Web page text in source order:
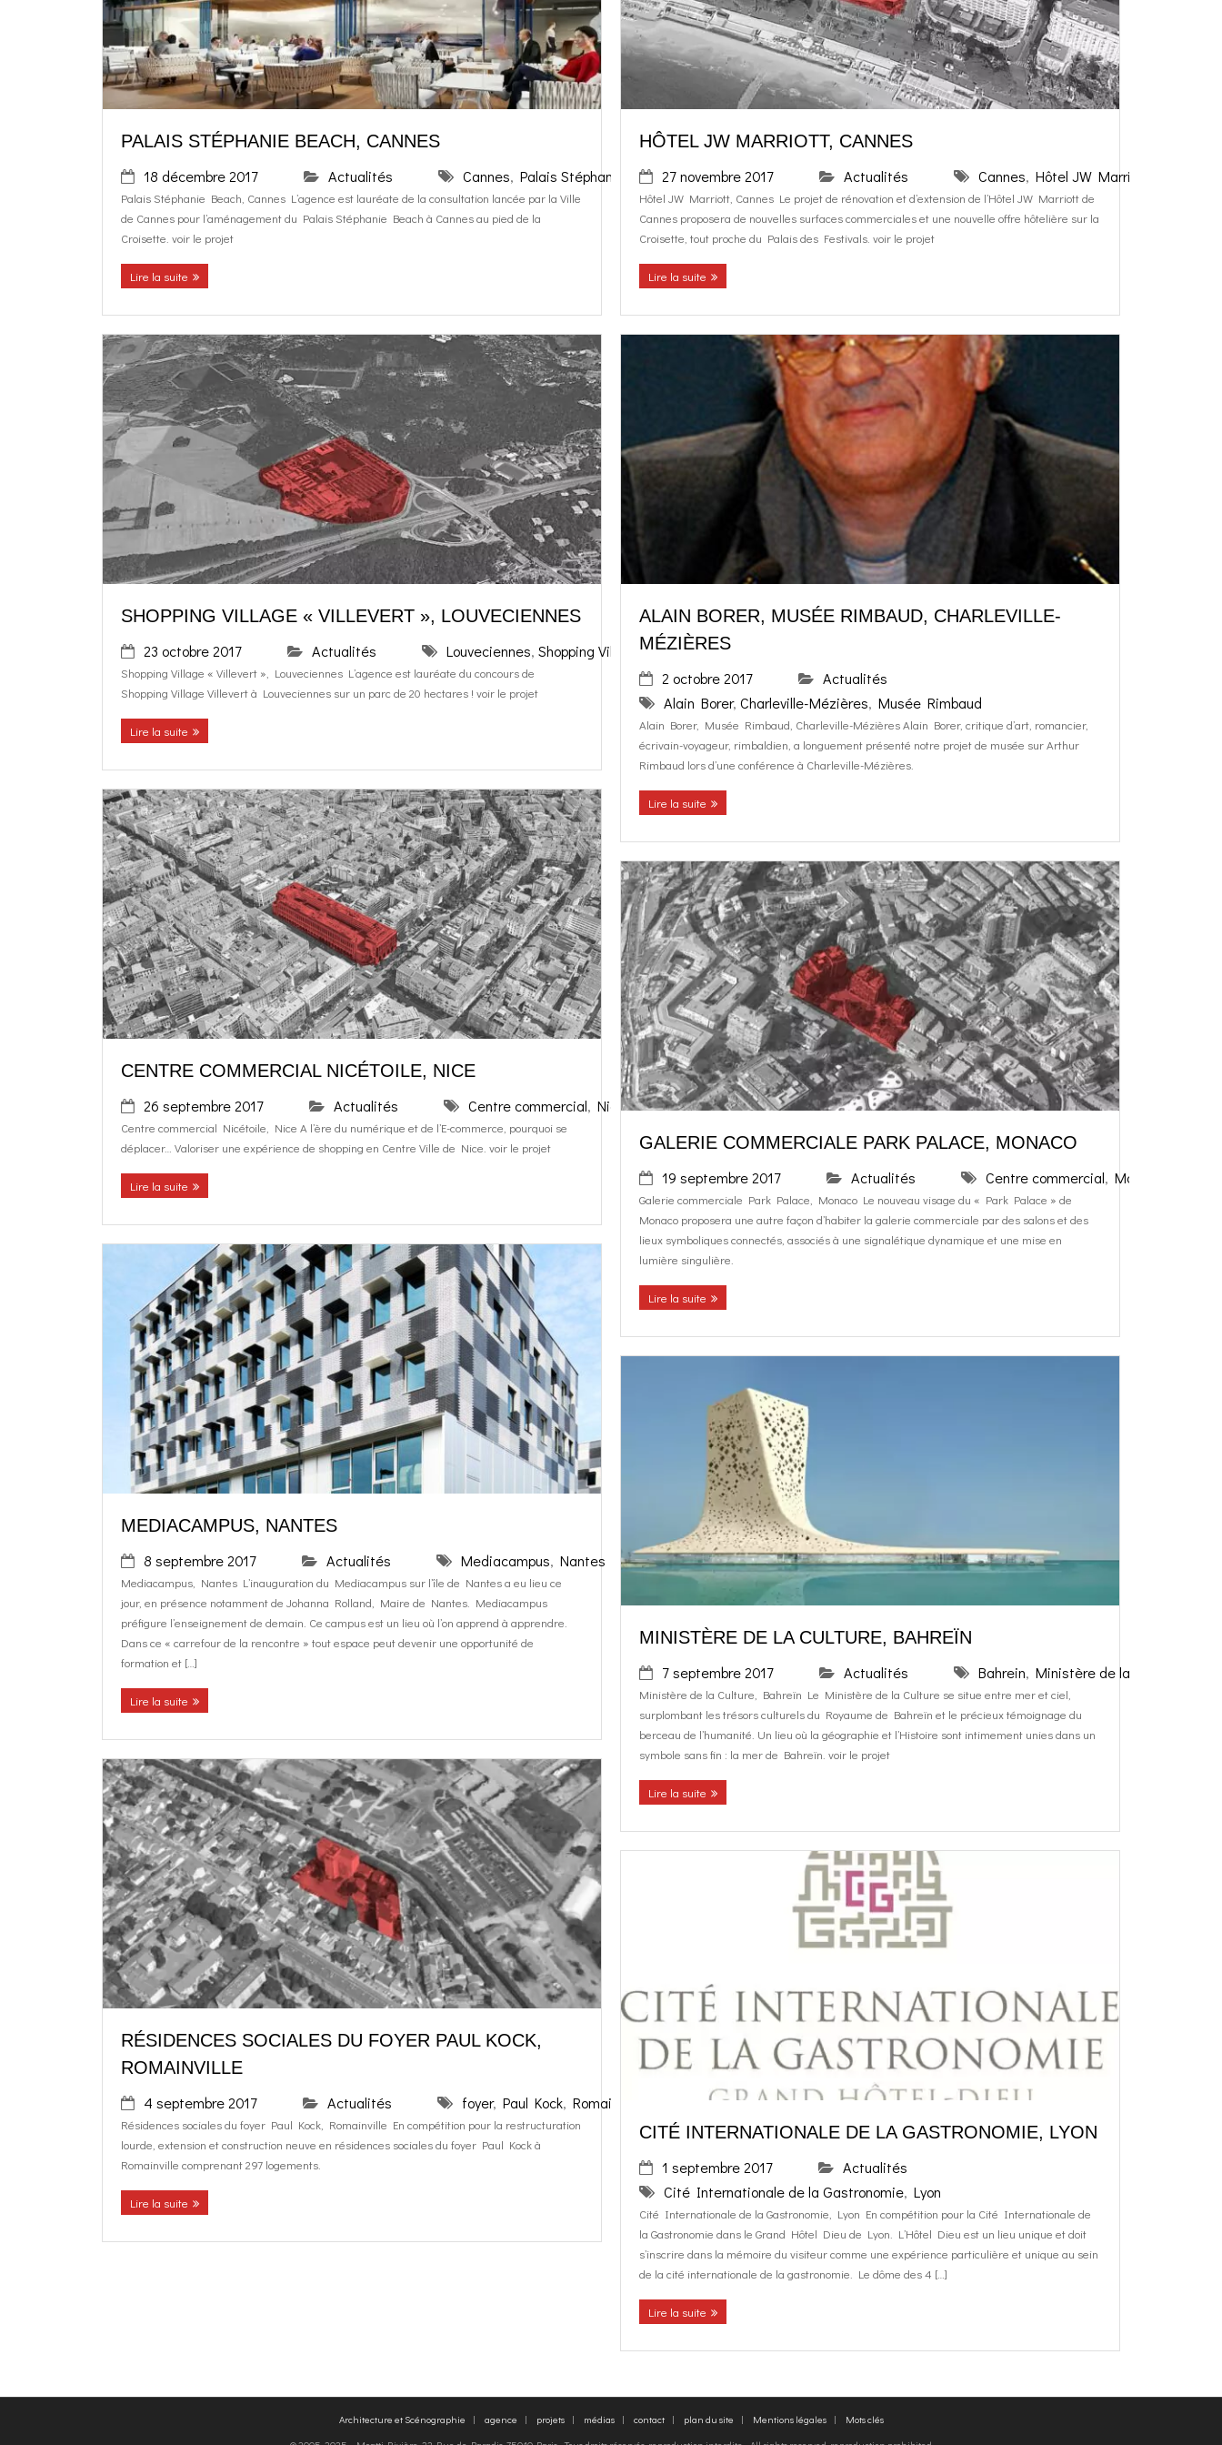
PALAIS STÉPHANIE BEACH, CANNES
18 décembre 2017 Actualités Cannes, Palais Stéphanie Beach
Palais Stéphanie Beach, Cannes L’agence est lauréate de la consultation lancée par la Ville
de Cannes pour l’aménagement du Palais Stéphanie Beach à Cannes au pied de la
Croisette. voir le projet
Lire la suite
HÔTEL JW MARRIOTT, CANNES
27 novembre 2017 Actualités Cannes, Hôtel JW Marriott
Hôtel JW Marriott, Cannes Le projet de rénovation et d’extension de l’Hôtel JW Marriott de
Cannes proposera de nouvelles surfaces commerciales et une nouvelle offre hôtelière sur la
Croisette, tout proche du Palais des Festivals. voir le projet
Lire la suite
SHOPPING VILLAGE « VILLEVERT », LOUVECIENNES
23 octobre 2017 Actualités Louveciennes, Shopping Village Villevert
Shopping Village « Villevert », Louveciennes L’agence est lauréate du concours de
Shopping Village Villevert à Louveciennes sur un parc de 20 hectares ! voir le projet
Lire la suite
ALAIN BORER, MUSÉE RIMBAUD, CHARLEVILLE-
MÉZIÈRES
2 octobre 2017
Actualités
Alain Borer, Charleville-Mézières, Musée Rimbaud
Alain Borer, Musée Rimbaud, Charleville-Mézières Alain Borer, critique d’art, romancier,
écrivain-voyageur, rimbaldien, a longuement présenté notre projet de musée sur Arthur
Rimbaud lors d’une conférence à Charleville-Mézières.
Lire la suite
CENTRE COMMERCIAL NICÉTOILE, NICE
26 septembre 2017 Actualités Centre commercial, Nice,Nicétoile
Centre commercial Nicétoile, Nice A l’ère du numérique et de l’E-commerce, pourquoi se
déplacer… Valoriser une expérience de shopping en Centre Ville de Nice. voir le projet
Lire la suite
GALERIE COMMERCIALE PARK PALACE, MONACO
19 septembre 2017 Actualités Centre commercial, Monaco
Galerie commerciale Park Palace, Monaco Le nouveau visage du « Park Palace » de
Monaco proposera une autre façon d’habiter la galerie commerciale par des salons et des
lieux symboliques connectés, associés à une signalétique dynamique et une mise en
lumière singulière.
Lire la suite
MEDIACAMPUS, NANTES
8 septembre 2017 Actualités Mediacampus, Nantes
Mediacampus, Nantes L’inauguration du Mediacampus sur l’île de Nantes a eu lieu ce
jour, en présence notamment de Johanna Rolland, Maire de Nantes. Mediacampus
préfigure l’enseignement de demain. Ce campus est un lieu où l’on apprend à apprendre.
Dans ce « carrefour de la rencontre » tout espace peut devenir une opportunité de
formation et […]
Lire la suite
MINISTÈRE DE LA CULTURE, BAHREÏN
7 septembre 2017 Actualités Bahrein, Ministère de la Culture
Ministère de la Culture, Bahreïn Le Ministère de la Culture se situe entre mer et ciel,
surplombant les trésors culturels du Royaume de Bahreïn et le précieux témoignage du
berceau de l’humanité. Un lieu où la géographie et l’Histoire sont intimement unies dans un
symbole sans fin : la mer de Bahreïn. voir le projet
Lire la suite
RÉSIDENCES SOCIALES DU FOYER PAUL KOCK,
ROMAINVILLE
4 septembre 2017 Actualités foyer, Paul Kock, Romainville
Résidences sociales du foyer Paul Kock, Romainville En compétition pour la restructuration
lourde, extension et construction neuve en résidences sociales du foyer Paul Kock à
Romainville comprenant 297 logements.
Lire la suite
CITÉ INTERNATIONALE DE LA GASTRONOMIE, LYON
1 septembre 2017
Actualités
Cité Internationale de la Gastronomie, Lyon
Cité Internationale de la Gastronomie, Lyon En compétition pour la Cité Internationale de
la Gastronomie dans le Grand Hôtel Dieu de Lyon. L’Hôtel Dieu est un lieu unique et doit
s’inscrire dans la mémoire du visiteur comme une expérience particulière et unique au sein
de la cité internationale de la gastronomie. Le dôme des 4 […]
Lire la suite
Architecture et Scénographie agence projets médias contact plan du site Mentions légales
Mots clés